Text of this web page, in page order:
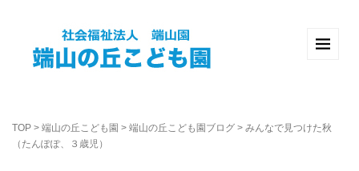
TOP > 端山の丘こども園 > 端山の丘こども園ブログ > みんなで見つけた秋
（たんぽぽ、３歳児）